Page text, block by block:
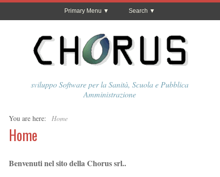
Primary Menu Search
sviluppo Software per la Sanità, Scuola e Pubblica
Amministrazione
You are here: Home
Home
Benvenuti nel sito della Chorus srl..